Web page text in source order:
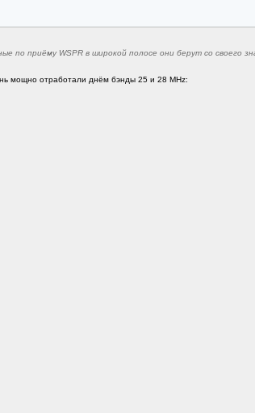
приёму WSPR в широкой полосе они берут со своего
мощно отработали днём бэнды 25 и 28 MHz: